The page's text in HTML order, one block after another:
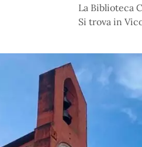
La Biblioteca
Si trova in